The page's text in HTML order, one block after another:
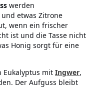
werden
und etwas Zitrone
wenn ein frischer
ist und die Tasse nicht
Honig sorgt für eine
Eukalyptus mit Ingwer,
Der Aufguss bleibt